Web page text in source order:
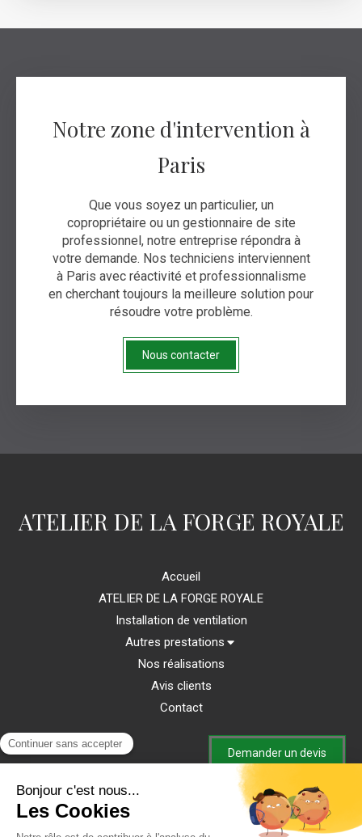
Notre zone d'intervention à
Paris
Que vous soyez un particulier, un
copropriétaire ou un gestionnaire de site
professionnel, notre entreprise répondra à
votre demande. Nos techniciens interviennent
à Paris avec réactivité et professionnalisme
en cherchant toujours la meilleure solution pour
résoudre votre problème.
Nous contacter
ATELIER DE LA FORGE ROYALE
Accueil
ATELIER DE LA FORGE ROYALE
Installation de ventilation
Autres prestations
Nos réalisations
Avis clients
Contact
Demander un devis